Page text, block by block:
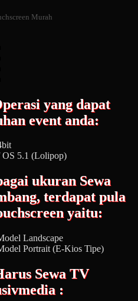
Murah
yang dapat
event anda:
5.1 (Lolipop)
ukuran Sewa
terdapat pula
yaitu:
Landscape
Portrait (E-Kios Tipe)
Sewa TV
: